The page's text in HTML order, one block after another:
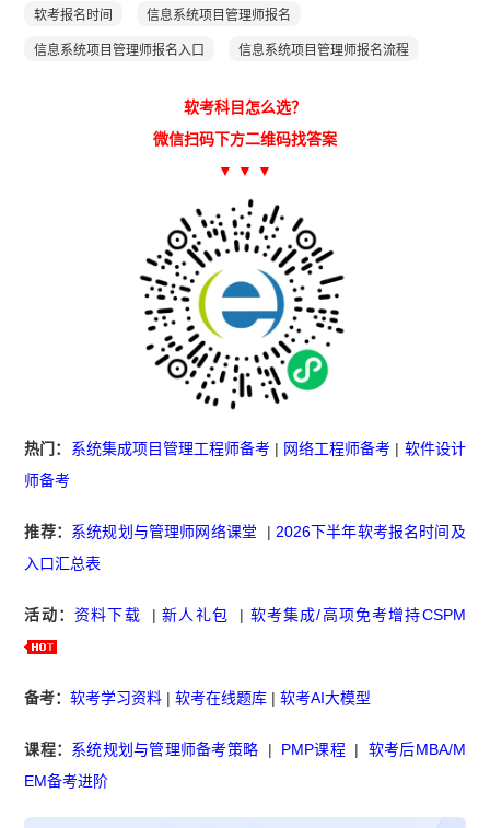
软考报名时间 信息系统项目管理师报名
信息系统项目管理师报名入口 信息系统项目管理师报名流程
软考科目怎么选？
微信扫码下方二维码找答案
▼ ▼ ▼
热门： 系统集成项目管理工程师备考 | 网络工程师备考 | 软件设计
师备考
推荐： 系统规划与管理师网络课堂 | 2026下半年软考报名时间及
入口汇总表
活动： 资料下载 |新人礼包 | 软考集成/高项免考增持CSPM
备考：软考学习资料 |软考在线题库 |软考AI大模型
课程： 系统规划与管理师备考策略 | PMP课程| 软考后MBA/M
EM备考进阶